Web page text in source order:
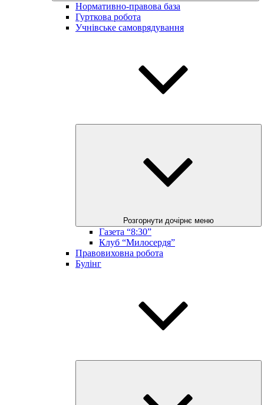
Нормативно-правова база
Гурткова робота
Учнівське самоврядування
Розгорнути дочірнє меню
Газета “8:30”
Клуб “Милосердя”
Правовиховна робота
Булінг